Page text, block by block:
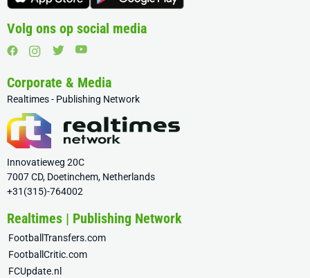
Volg ons op social media
Corporate & Media
Realtimes - Publishing Network
Innovatieweg 20C
7007 CD, Doetinchem, Netherlands
+31(315)-764002
Realtimes | Publishing Network
FootballTransfers.com
FootballCritic.com
FCUpdate.nl